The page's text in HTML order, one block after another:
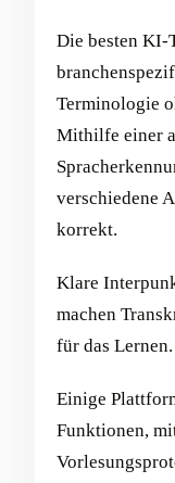
Die besten KI-
Terminologie
Mithilfe einer
verschiedene
korrekt.
Klare
machen
für das Lernen.
Einige
Funktionen,